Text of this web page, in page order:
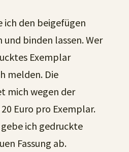
ich den beigefügen
und binden lassen. Wer
Exemplar
melden. Die
mich wegen der
Euro pro Exemplar.
ich gedruckte
Fassung ab.